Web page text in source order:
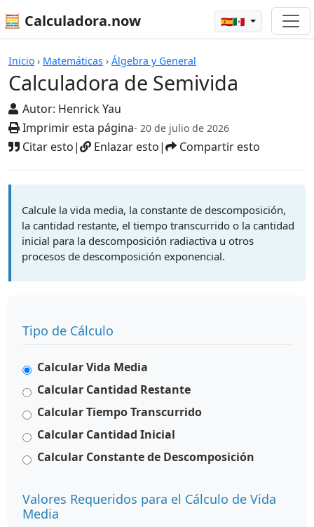
🧮 Calculadora.now 🇪🇸🇲🇽
Inicio › Matemáticas › Álgebra y General
Calculadora de Semivida
Autor: Henrick Yau
Imprimir esta página- 20 de julio de 2026
Citar esto| Enlazar esto| Compartir esto
Calculadoras
Calcule la vida media, la constante de descomposición,
la cantidad restante, el tiempo transcurrido o la cantidad
inicial para la descomposición radiactiva u otros
procesos de descomposición exponencial.
Tipo de Cálculo
Calcular Vida Media
Calcular Cantidad Restante
Calcular Tiempo Transcurrido
Calcular Cantidad Inicial
Calcular Constante de Descomposición
Valores Requeridos para el Cálculo de Vida
Media